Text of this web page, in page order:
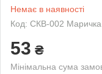
Немає в наявності
Код: СКВ-002 Маричка
53 ₴
Мінімальна сума